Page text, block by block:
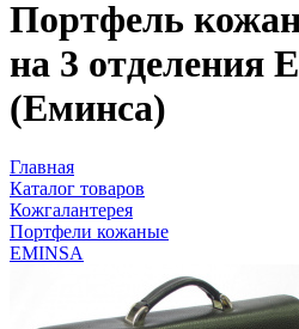
Портфель
на 3 отделения
(Еминса)
Главная
Каталог товаров
Кожгалантерея
Портфели кожаные
EMINSA